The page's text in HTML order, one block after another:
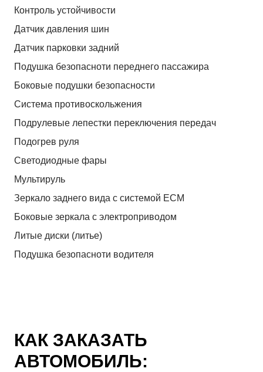
Контроль устойчивости
Датчик давления шин
Датчик парковки задний
Подушка безопасноти переднего пассажира
Боковые подушки безопасности
Система противоскольжения
Подрулевые лепестки переключения передач
Подогрев руля
Светодиодные фары
Мультируль
Зеркало заднего вида с системой ЕСМ
Боковые зеркала с электроприводом
Литые диски (литье)
Подушка безопасноти водителя
КАК ЗАКАЗАТЬ
АВТОМОБИЛЬ: